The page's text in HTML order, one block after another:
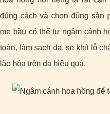
đúng cách và chọn đúng
mẹ bầu có thể tự ngâm cánh
toàn, làm sạch da, se khít lỗ
lão hóa trên da hiệu quả.